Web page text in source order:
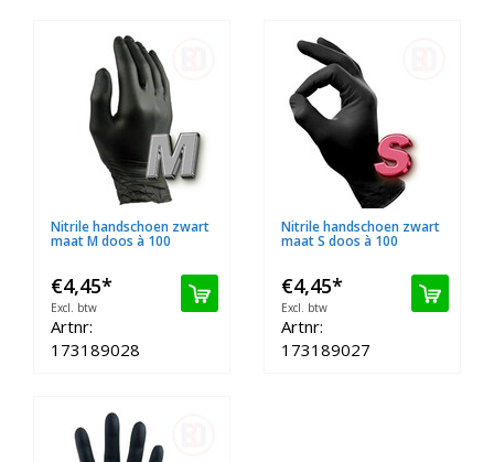
Nitrile handschoen zwart
maat M doos à 100
€4,45*
Excl. btw
Artnr:
173189028
Nitrile handschoen zwart
maat S doos à 100
€4,45*
Excl. btw
Artnr:
173189027